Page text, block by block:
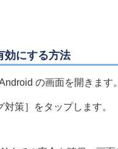
効にする方法
の画面を開きます
策］をタップします。